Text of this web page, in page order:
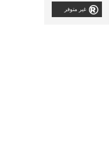
غير متوفر